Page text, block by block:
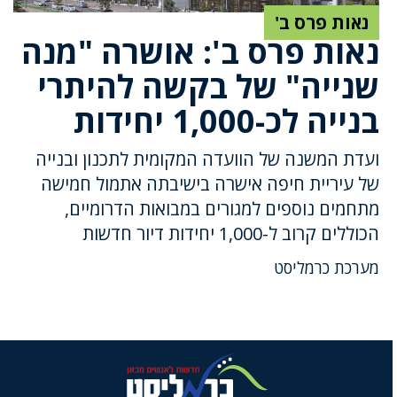
נאות פרס ב'
נאות פרס ב': אושרה "מנה
שנייה" של בקשה להיתרי
בנייה לכ-1,000 יחידות
ועדת המשנה של הוועדה המקומית לתכנון ובנייה
של עיריית חיפה אישרה בישיבתה אתמול חמישה
מתחמים נוספים למגורים במבואות הדרומיים,
הכוללים קרוב ל-1,000 יחידות דיור חדשות
מערכת כרמליסט